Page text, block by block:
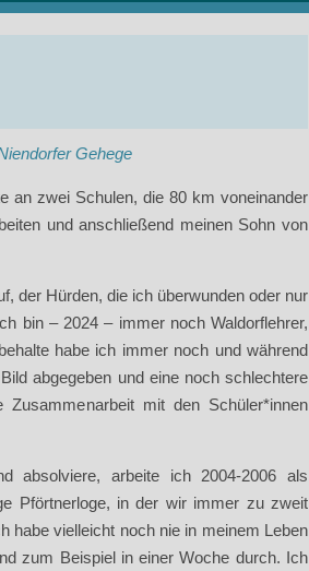
Gehege
an zwei Schulen, die 80 km voneinander
und anschließend meinen Sohn von
der Hürden, die ich überwunden oder nur
bin – 2024 – immer noch Waldorflehrer,
habe ich immer noch und während
abgegeben und eine noch schlechtere
mit den Schüler*innen
absolviere, arbeite ich 2004-2006 als
Pförtnerloge, in der wir immer zu zweit
habe vielleicht noch nie in meinem Leben
zum Beispiel in einer Woche durch. Ich